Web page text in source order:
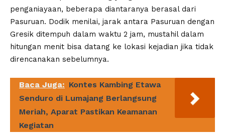
penganiayaan, beberapa diantaranya berasal dari
Pasuruan. Dodik menilai, jarak antara Pasuruan dengan
Gresik ditempuh dalam waktu 2 jam, mustahil dalam
hitungan menit bisa datang ke lokasi kejadian jika tidak
direncanakan sebelumnya.
Baca Juga: Kontes Kambing Etawa
Senduro di Lumajang Berlangsung
Meriah, Aparat Pastikan Keamanan
Kegiatan